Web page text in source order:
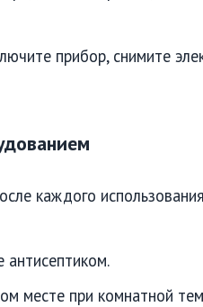
прибор, снимите
каждого
антисептиком.
месте при комнатной